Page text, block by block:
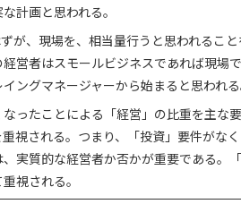
計画と思われる。
が、現場を、相当量行うと思われるこ
営者はスモールビジネスであれば現場
ングマネージャーから始まると思われ
ったことによる「経営」の比重を主な
視される。つまり、「投資」要件がな
実質的な経営者か否かが重要である。
視される。